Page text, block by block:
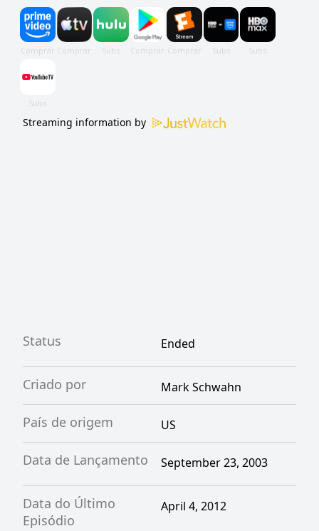
Juntos, esses jovens continuam a
compartilhar experiências enquanto lutam
para definir como serão suas vidas.
Streaming information by
Status Ended
Criado por Mark Schwahn
País de origem US
Data de Lançamento September 23, 2003
Data do Último
Episódio
April 4, 2012